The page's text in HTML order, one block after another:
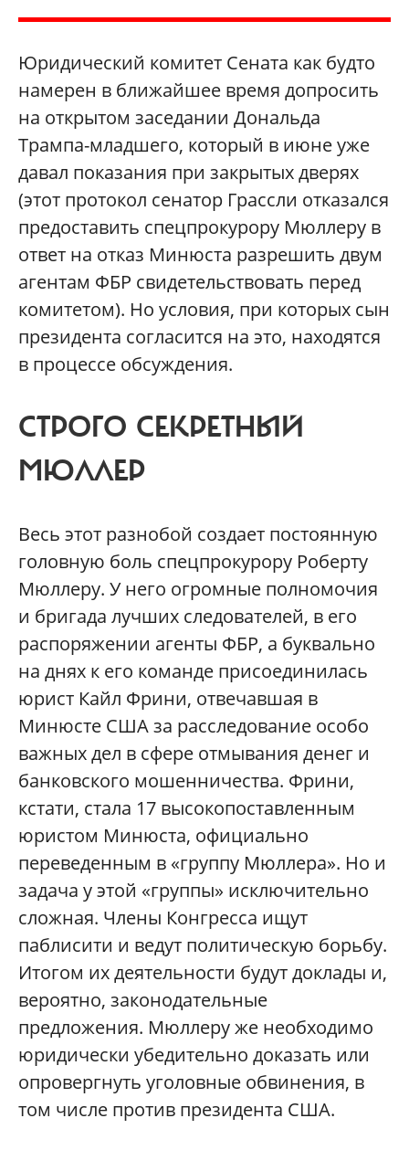
Юридический комитет Сената как будто
намерен в ближайшее время допросить
на открытом заседании Дональда
Трампа-младшего, который в июне уже
давал показания при закрытых дверях
(этот протокол сенатор Грассли отказался
предоставить спецпрокурору Мюллеру в
ответ на отказ Минюста разрешить двум
агентам ФБР свидетельствовать перед
комитетом). Но условия, при которых сын
президента согласится на это, находятся
в процессе обсуждения.
СТРОГО СЕКРЕТНЫЙ
МЮЛЛЕР
Весь этот разнобой создает постоянную
головную боль спецпрокурору Роберту
Мюллеру. У него огромные полномочия
и бригада лучших следователей, в его
распоряжении агенты ФБР, а буквально
на днях к его команде присоединилась
юрист Кайл Фрини, отвечавшая в
Минюсте США за расследование особо
важных дел в сфере отмывания денег и
банковского мошенничества. Фрини,
кстати, стала 17 высокопоставленным
юристом Минюста, официально
переведенным в «группу Мюллера». Но и
задача у этой «группы» исключительно
сложная. Члены Конгресса ищут
паблисити и ведут политическую борьбу.
Итогом их деятельности будут доклады и,
вероятно, законодательные
предложения. Мюллеру же необходимо
юридически убедительно доказать или
опровергнуть уголовные обвинения, в
том числе против президента США.